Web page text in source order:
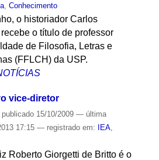
, Conhecimento
o historiador Carlos
o título de professor
de Filosofia, Letras e
(FFLCH) da USP.
vice-diretor
publicado15/10/2009 — última
17:15 — registrado em: IEA,
Roberto Giorgetti de Britto é o